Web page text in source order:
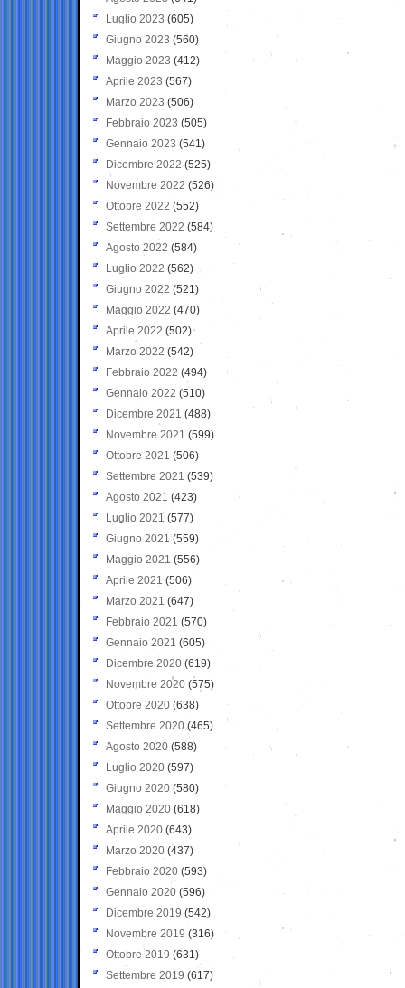
Luglio 2023 (605)
Giugno 2023 (560)
Maggio 2023 (412)
Aprile 2023 (567)
Marzo 2023 (506)
Febbraio 2023 (505)
Gennaio 2023 (541)
Dicembre 2022 (525)
Novembre 2022 (526)
Ottobre 2022 (552)
Settembre 2022 (584)
Agosto 2022 (584)
Luglio 2022 (562)
Giugno 2022 (521)
Maggio 2022 (470)
Aprile 2022 (502)
Marzo 2022 (542)
Febbraio 2022 (494)
Gennaio 2022 (510)
Dicembre 2021 (488)
Novembre 2021 (599)
Ottobre 2021 (506)
Settembre 2021 (539)
Agosto 2021 (423)
Luglio 2021 (577)
Giugno 2021(559)
Maggio 2021 (556)
Aprile 2021 (506)
Marzo 2021 (647)
Febbraio 2021 (570)
Gennaio 2021 (605)
Dicembre 2020 (619)
Novembre 2020 (575)
Ottobre 2020 (638)
Settembre 2020(465)
Agosto 2020 (588)
Luglio 2020 (597)
Giugno 2020 (580)
Maggio 2020 (618)
Aprile 2020 (643)
Marzo 2020 (437)
Febbraio 2020 (593)
Gennaio 2020 (596)
Dicembre 2019 (542)
Novembre 2019 (316)
Ottobre 2019 (631)
Settembre 2019 (617)